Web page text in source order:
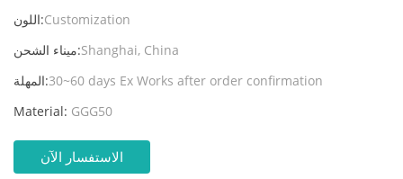
اللون:Customization
ميناء الشحن:Shanghai, China
المهلة:30~60 days Ex Works after order confirmation
Material: GGG50
الاستفسار الآن